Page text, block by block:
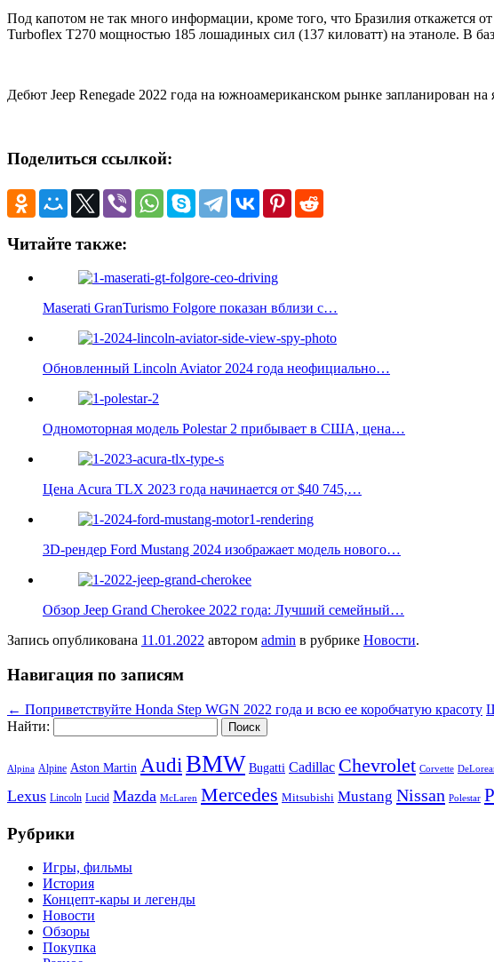
Под капотом не так много информации, кроме того, что Бразилия откажется
Turboflex T270 мощностью 185 лошадиных сил (137 киловатт) на этаноле. В
Дебют Jeep Renegade 2022 года на южноамериканском рынке запланирован
Поделиться ссылкой:
Читайте также:
Maserati GranTurismo Folgore показан вблизи с…
Обновленный Lincoln Aviator 2024 года неофициально…
Одномоторная модель Polestar 2 прибывает в США, цена…
Цена Acura TLX 2023 года начинается от $40 745,…
3D-рендер Ford Mustang 2024 изображает модель нового…
Обзор Jeep Grand Cherokee 2022 года: Лучший семейный…
Запись опубликована 11.01.2022 автором admin в рубрике Новости.
Навигация по записям
← Поприветствуйте Honda Step WGN 2022 года и всю ее коробчатую красоту
Найти:
Alpina Alpine Aston Martin Audi BMW Bugatti Cadillac Chevrolet Corvette
Lexus Lincoln Lucid Mazda McLaren Mercedes Mitsubishi Mustang Nissan Polestar
Рубрики
Игры, фильмы
История
Концепт-кары и легенды
Новости
Обзоры
Покупка